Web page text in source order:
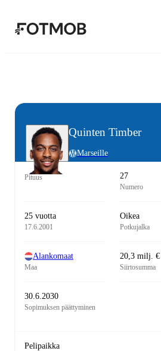
Quinten Timber
Marseille
Pituus 27
Numero
25 vuotta
17.6.2001
Oikea
Potkujalka
Alankomaat
Maa
20,3 milj. €
Siirtosumma
30.6.2030
Sopimuksen päättyminen
Pelipaikka